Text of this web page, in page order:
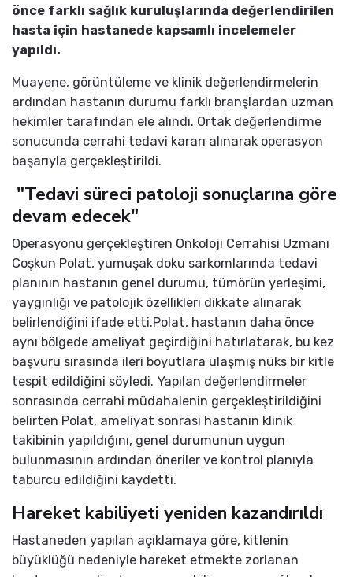
önce farklı sağlık kuruluşlarında değerlendirilen
hasta için hastanede kapsamlı incelemeler
yapıldı.
Muayene, görüntüleme ve klinik değerlendirmelerin
ardından hastanın durumu farklı branşlardan uzman
hekimler tarafından ele alındı. Ortak değerlendirme
sonucunda cerrahi tedavi kararı alınarak operasyon
başarıyla gerçekleştirildi.
"Tedavi süreci patoloji sonuçlarına göre
devam edecek"
Operasyonu gerçekleştiren Onkoloji Cerrahisi Uzmanı
Coşkun Polat, yumuşak doku sarkomlarında tedavi
planının hastanın genel durumu, tümörün yerleşimi,
yaygınlığı ve patolojik özellikleri dikkate alınarak
belirlendiğini ifade etti.Polat, hastanın daha önce
aynı bölgede ameliyat geçirdiğini hatırlatarak, bu kez
başvuru sırasında ileri boyutlara ulaşmış nüks bir kitle
tespit edildiğini söyledi. Yapılan değerlendirmeler
sonrasında cerrahi müdahalenin gerçekleştirildiğini
belirten Polat, ameliyat sonrası hastanın klinik
takibinin yapıldığını, genel durumunun uygun
bulunmasının ardından öneriler ve kontrol planıyla
taburcu edildiğini kaydetti.
Hareket kabiliyeti yeniden kazandırıldı
Hastaneden yapılan açıklamaya göre, kitlenin
büyüklüğü nedeniyle hareket etmekte zorlanan